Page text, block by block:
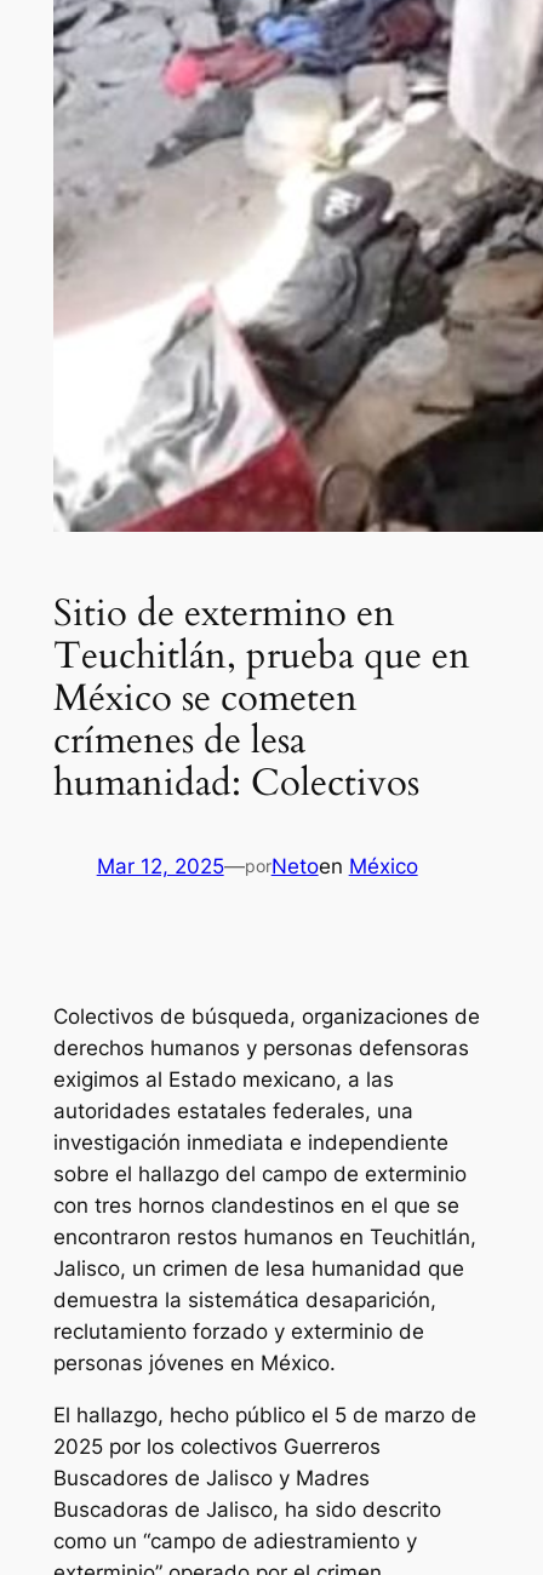
Sitio de extermino en
Teuchitlán, prueba que en
México se cometen
crímenes de lesa
humanidad: Colectivos
Mar 12, 2025—porNetoen México
Colectivos de búsqueda, organizaciones de
derechos humanos y personas defensoras
exigimos al Estado mexicano, a las
autoridades estatales federales, una
investigación inmediata e independiente
sobre el hallazgo del campo de exterminio
con tres hornos clandestinos en el que se
encontraron restos humanos en Teuchitlán,
Jalisco, un crimen de lesa humanidad que
demuestra la sistemática desaparición,
reclutamiento forzado y exterminio de
personas jóvenes en México.
El hallazgo, hecho público el 5 de marzo de
2025 por los colectivos Guerreros
Buscadores de Jalisco y Madres
Buscadoras de Jalisco, ha sido descrito
como un “campo de adiestramiento y